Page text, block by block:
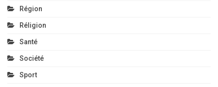
Région
Réligion
Santé
Société
Sport